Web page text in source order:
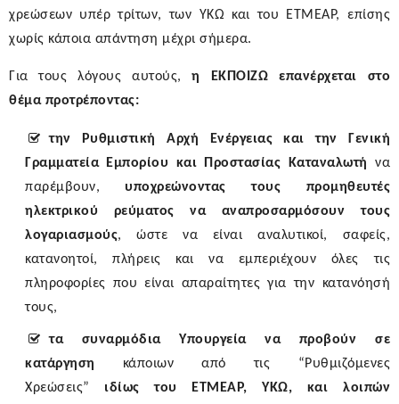
χρεώσεων υπέρ τρίτων, των ΥΚΩ και του ΕΤΜΕΑΡ, επίσης
χωρίς κάποια απάντηση μέχρι σήμερα.
Για τους λόγους αυτούς,η ΕΚΠΟΙΖΩ επανέρχεται στο
θέμα προτρέποντας:
την Ρυθμιστική Αρχή Ενέργειας και την Γενική
Γραμματεία Εμπορίου και Προστασίας Καταναλωτή
να
παρέμβουν, υποχρεώνοντας τους προμηθευτές
ηλεκτρικού ρεύματος να αναπροσαρμόσουν τους
λογαριασμούς, ώστε να είναι αναλυτικοί, σαφείς,
κατανοητοί, πλήρεις και να εμπεριέχουν όλες τις
πληροφορίες που είναι απαραίτητες για την κατανόησή
τους,
τα συναρμόδια Υπουργεία να προβούν σε
κατάργηση
κάποιων από τις “Ρυθμιζόμενες
Χρεώσεις” ιδίως του ΕΤΜΕΑΡ, ΥΚΩ, και λοιπών